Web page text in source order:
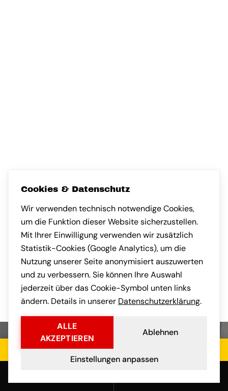
Nach München umgezogen und
sehr angenehm überrascht, wie
kompetent das Team gearbeitet
hat. Auch die Kommunikation
vorab war professionell.
Habe eine
nach Frankfurt
gebracht. Faires
transparente
und der Umzug
stressfrei.
Jetzt kostenloses Angebot einholen
Cookies & Datenschutz
Wir verwenden technisch notwendige Cookies,
um die Funktion dieser Website sicherzustellen.
Mit Ihrer Einwilligung verwenden wir zusätzlich
Statistik-Cookies (Google Analytics), um die
Nutzung unserer Seite anonymisiert auszuwerten
und zu verbessern. Sie können Ihre Auswahl
jederzeit über das Cookie-Symbol unten links
ändern. Details in unserer Datenschutzerklärung.
ALLE
AKZEPTIEREN
Ablehnen
Einstellungen anpassen